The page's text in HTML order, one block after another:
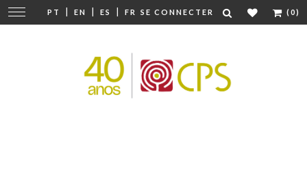
PT | EN | ES | FR SE CONNECTER (0)
Modifier
la